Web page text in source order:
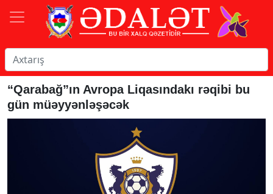
“Qarabağ”ın Avropa Liqasındakı rəqibi bu
gün müəyyənləşəcək